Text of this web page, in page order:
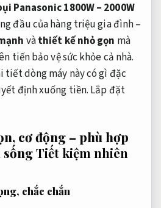
Panasonic 1800W – 2000W
đầu của hàng triệu gia đình –
vàthiết kế nhỏ gọn mà
tiến bảo vệ sức khỏe cả nhà.
tiết dòng máy này có gì đặc
định xuống tiền. Lắp đặt
cơ động – phù hợp
sốngTiết kiệm nhiên
chắc chắn